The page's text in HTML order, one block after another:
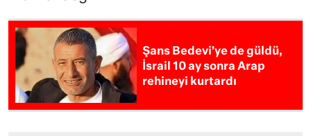
Şans Bedevi’ye de güldü,
İsrail 10 ay sonra Arap
rehineyi kurtardı